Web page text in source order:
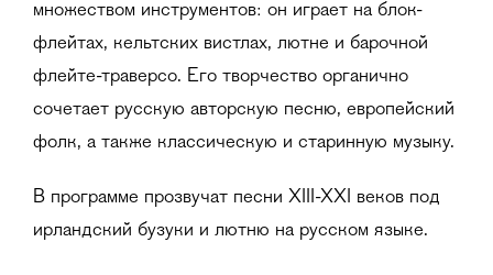
множеством инструментов: он играет на блок-
флейтах, кельтских вистлах, лютне и барочной
флейте-траверсо. Его творчество органично
сочетает русскую авторскую песню, европейский
фолк, а также классическую и старинную музыку.
В программе прозвучат песни XIII-XXI веков под
ирландский бузуки и лютню на русском языке.